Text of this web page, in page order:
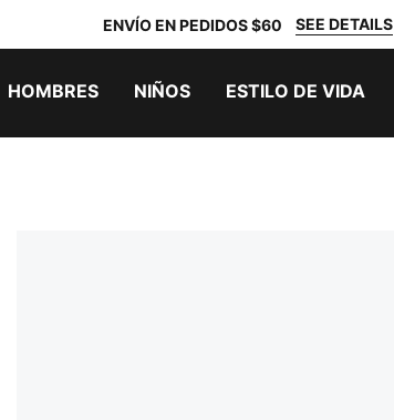
ENVÍO EN PEDIDOS $60 SEE DETAILS
HOMBRES NIÑOS ESTILO DE VIDA